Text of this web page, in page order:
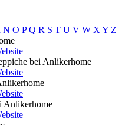
N O P Q R S T U V W X Y Z